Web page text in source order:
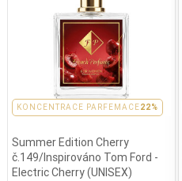
KONCENTRACE PARFEMACE22%
Summer Edition Cherry
č.149/Inspirováno Tom Ford -
Electric Cherry (UNISEX)